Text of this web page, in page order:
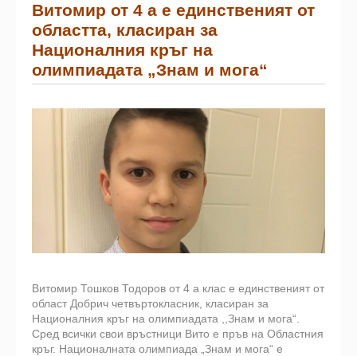
Витомир от 4 а е единственият от
областта, класиран за
Националния кръг на
олимпиадата „Знам и мога“
Витомир Тошков Тодоров от 4 а клас е единственият от
област Добрич четвъртокласник, класиран за
Националния кръг на олимпиадата ,,Знам и мога“.
Сред всички свои връстници Вито е пръв на Областния
кръг. Националната олимпиада „Знам и мога“ е